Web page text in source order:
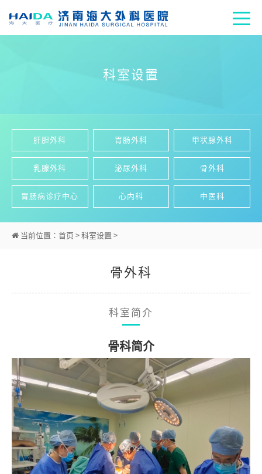
科室设置
肝胆外科 胃肠外科 甲状腺外科
乳腺外科 泌尿外科 骨外科
胃肠病诊疗中心 心内科 中医科
当前位置： 首页 > 科室设置 >
骨外科
科室简介
骨科简介